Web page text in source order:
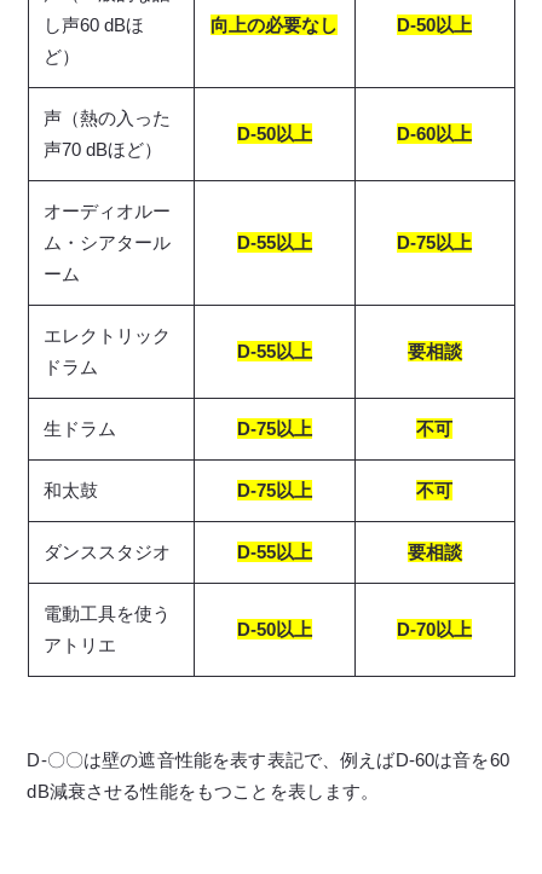
し声60 dBほ
ど）
向上の必要なし D-50以上
声（熱の入った
声70 dBほど）
D-50以上 D-60以上
オーディオルー
ム・シアタール
ーム
D-55以上 D-75以上
エレクトリック
ドラム
D-55以上 要相談
生ドラム D-75以上 不可
和太鼓 D-75以上 不可
ダンススタジオ D-55以上 要相談
電動工具を使う
アトリエ
D-50以上 D-70以上
D-〇〇は壁の遮音性能を表す表記で、例えばD-60は音を60
dB減衰させる性能をもつことを表します。